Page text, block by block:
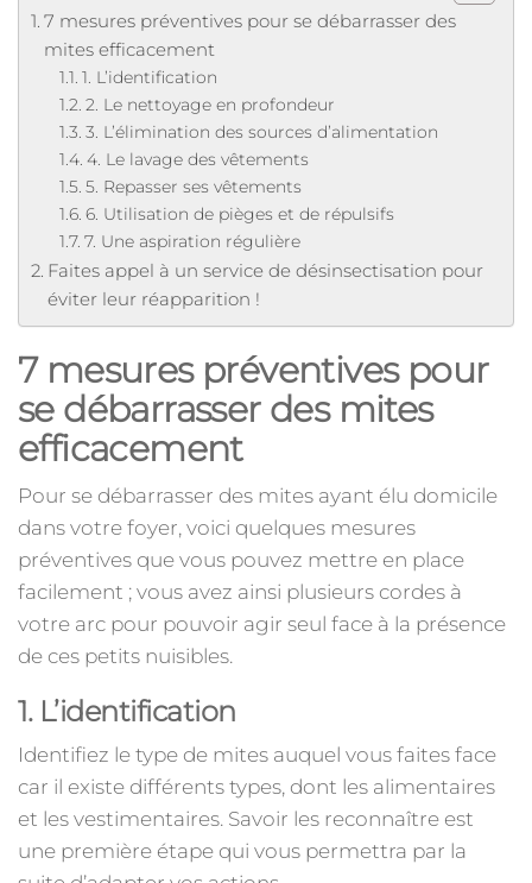
7 mesures préventives pour se débarrasser des
mites efficacement
1. L’identification
2. Le nettoyage en profondeur
3. L’élimination des sources d’alimentation
4. Le lavage des vêtements
5. Repasser ses vêtements
6. Utilisation de pièges et de répulsifs
7. Une aspiration régulière
Faites appel à un service de désinsectisation pour
éviter leur réapparition !
7 mesures préventives pour
se débarrasser des mites
efficacement
Pour se débarrasser des mites ayant élu domicile
dans votre foyer, voici quelques mesures
préventives que vous pouvez mettre en place
facilement ; vous avez ainsi plusieurs cordes à
votre arc pour pouvoir agir seul face à la présence
de ces petits nuisibles.
1. L’identification
Identifiez le type de mites auquel vous faites face
car il existe différents types, dont les alimentaires
et les vestimentaires. Savoir les reconnaître est
une première étape qui vous permettra par la